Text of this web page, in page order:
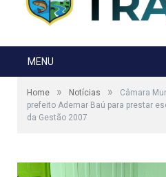
MENU
Home » Notícias »
Câmara
prefeito Ademar Baú para prestar
da Gestão 2007